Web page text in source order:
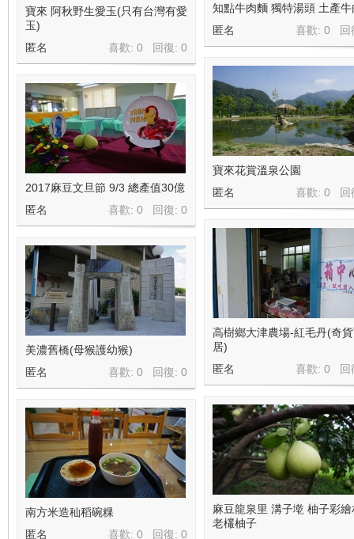
知點牛肉麵 獨特湯頭 土產牛
喜歡: 0 回
匿名
寶來 阿秋野生愛玉(只有台灣有愛
玉)
喜歡: 0 回復: 0
匿名
寶來花賞溫泉公園
喜歡: 0 回
匿名
2017麻豆文旦節 9/3 總產值30億
喜歡: 0 回復: 0
匿名
高樹鄉大津農場-紅毛丹(奇
居)
喜歡: 0 回
匿名
美濃舊橋(母猴護幼猴)
喜歡: 0 回復: 0
匿名
麻豆龍泉里 溝子墘 柚子彩繪
老欉柚子
南方米造秈稻碗粿
喜歡: 0 回復: 0
匿名